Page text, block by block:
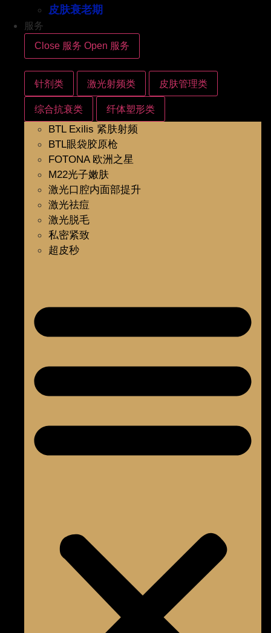
皮肤衰老期
服务
Close 服务 Open 服务
针剂类 激光射频类 皮肤管理类
综合抗衰类 纤体塑形类
BTL Exilis 紧肤射频
BTL眼袋胶原枪
FOTONA 欧洲之星
M22光子嫩肤
激光口腔内面部提升
激光祛痘
激光脱毛
私密紧致
超皮秒